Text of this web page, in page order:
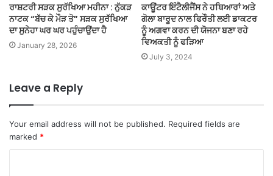
ਰਾਸ਼ਟਰੀ ਸੜਕ ਸੁਰੱਖਿਆ ਮਹੀਨਾ : ਨੁੱਕੜ
ਨਾਟਕ “ਬੱਚ ਕੇ ਮੌੜ ਤੋ” ਸੜਕ ਸੁਰੱਖਿਆ
ਦਾ ਸੁਨੇਹਾ ਘਰ ਘਰ ਪਹੁੰਚਾਉਂਦਾ ਹੈ
January 28, 2026
ਕਾਊਂਟਰ ਇੰਟੈਲੀਜੈਂਸ ਨੇ ਹਥਿਆਰਾਂ ਅਤੇ
ਗੋਲਾ ਬਾਰੂਦ ਨਾਲ ਫਿਰੌਤੀ ਲਈ ਡਾਕਟਰ
ਨੂੰ ਅਗਵਾ ਕਰਨ ਦੀ ਯੋਜਨਾ ਬਣਾ ਰਹੇ
ਵਿਅਕਤੀ ਨੂੰ ਫੜਿਆ
July 3, 2024
Leave a Reply
Your email address will not be published. Required fields are
marked *